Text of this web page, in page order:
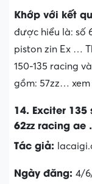
Khớp với kết
được hiểu là: số
piston zin Ex …
150-135 racing
gồm: 57zz…
14. Exciter
62zz racing ae
Tác giả:
Ngày đăng: 4/